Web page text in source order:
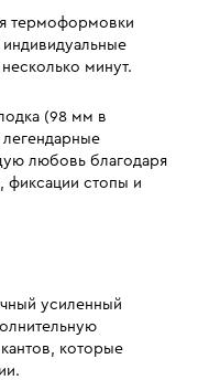
термоформовки
минут.
(98 мм в
любовь благодаря
стопы и
усиленный
которые